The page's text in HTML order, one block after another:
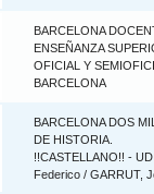
BARCELONA
ENSEÑANZA
OFICIAL Y
BARCELONA
BARCELONA DOS
DE HISTORIA.
!!CASTELLANO!! -
Federico / GARRUT,